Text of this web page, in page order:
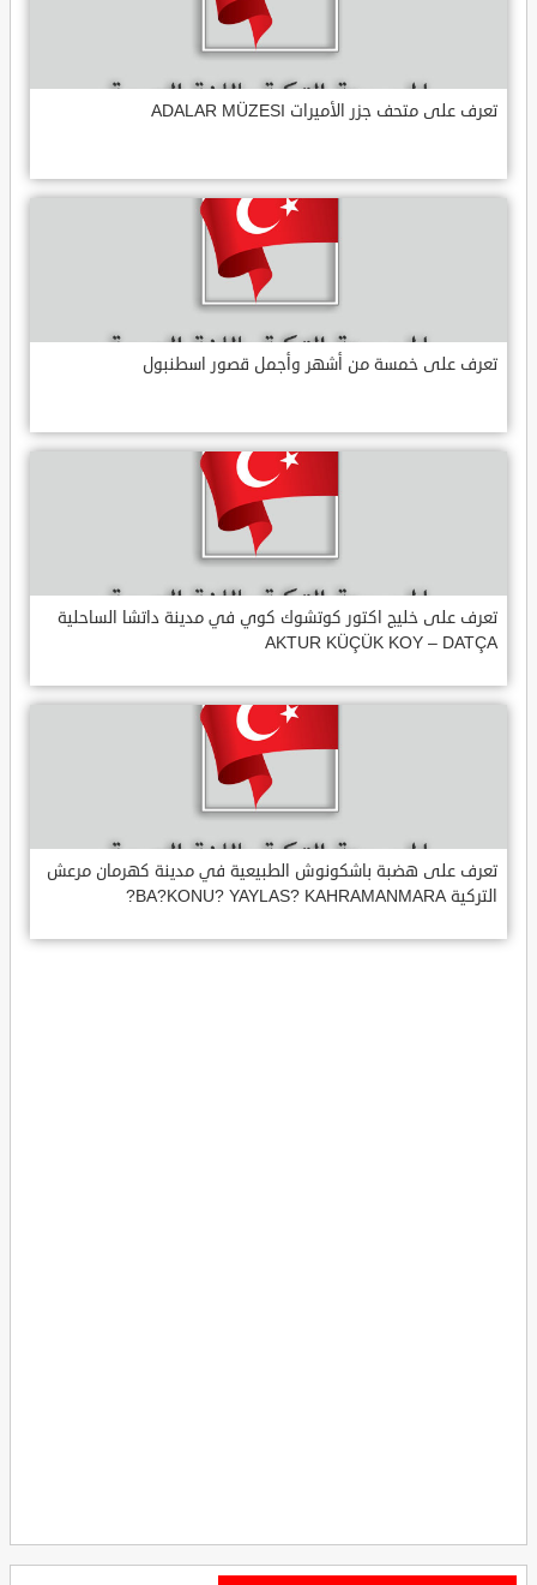
تعرف على متحف جزر الأميرات ADALAR MÜZESI
تعرف على خمسة من أشهر وأجمل قصور اسطنبول
تعرف على خليج اكتور كوتشوك كوي في مدينة داتشا الساحلية
AKTUR KÜÇÜK KOY – DATÇA
تعرف على هضبة باشكونوش الطبيعية في مدينة كهرمان مرعش
التركية BA?KONU? YAYLAS? KAHRAMANMARA?